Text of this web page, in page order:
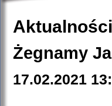
Aktualności
Żegnamy
17.02.2021